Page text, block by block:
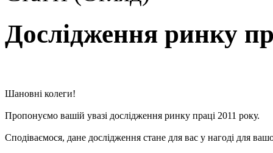
Дослідження ринку
Шановні колеги!
Пропонуємо вашій увазі дослідження ринку праці 2011 року.
Сподіваємося, дане дослідження стане для вас у нагоді для